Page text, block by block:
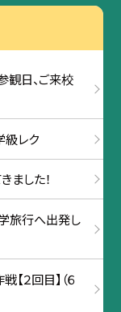
日、ご来校
レク
した！
旅行へ出発し
２回目】（６